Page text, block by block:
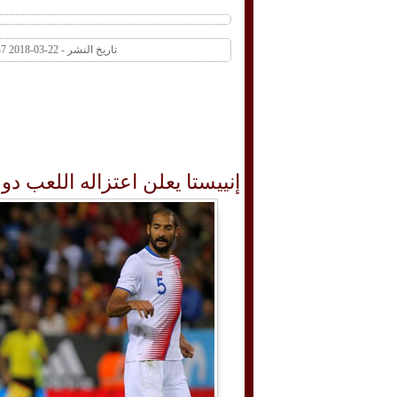
تاريخ النشر - 22-03-2018 10:47 AM عدد المشاهدات 434 | عدد التعليقات 0
إنييستا يعلن اعتزاله اللعب